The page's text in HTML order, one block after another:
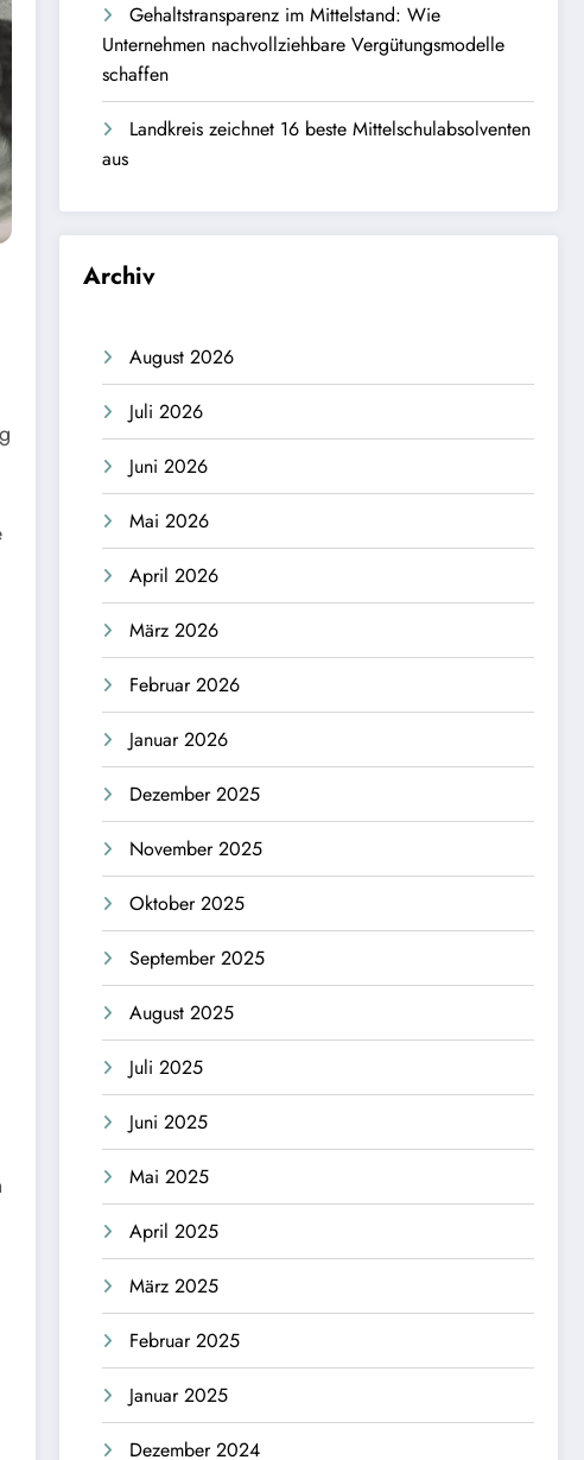
Gehaltstransparenz im Mittelstand: Wie
Unternehmen nachvollziehbare Vergütungsmodelle
schaffen
Landkreis zeichnet 16 beste Mittelschulabsolventen
aus
Archiv
August 2026
Juli 2026
Juni 2026
Mai 2026
April 2026
März 2026
Februar 2026
Januar 2026
Dezember 2025
November 2025
Oktober 2025
September 2025
August 2025
Juli 2025
Juni 2025
Mai 2025
April 2025
März 2025
Februar 2025
Januar 2025
Dezember 2024